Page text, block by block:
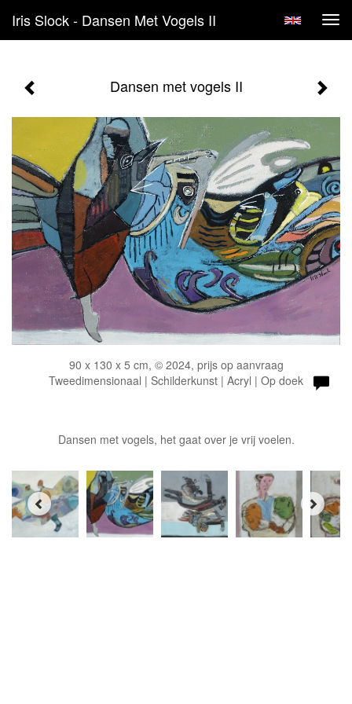
Iris Slock - Dansen Met Vogels II
Dansen met vogels II
90 x 130 x 5 cm, © 2024, prijs op aanvraag
Tweedimensionaal | Schilderkunst | Acryl | Op doek
Dansen met vogels, het gaat over je vrij voelen.